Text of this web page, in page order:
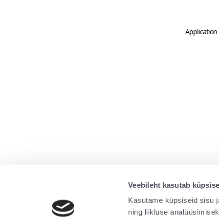
Veebileht kasutab
Kasutame küpsiseid sisu
ning liikluse
Application